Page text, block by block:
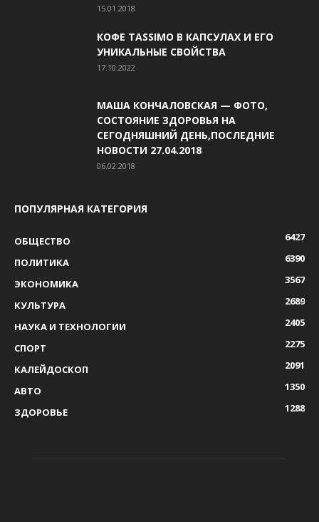
15.01.2018
КОФЕ TASSIMO В КАПСУЛАХ И ЕГО
УНИКАЛЬНЫЕ СВОЙСТВА
17.10.2022
МАША КОНЧАЛОВСКАЯ — ФОТО,
СОСТОЯНИЕ ЗДОРОВЬЯ НА
СЕГОДНЯШНИЙ ДЕНЬ,ПОСЛЕДНИЕ
НОВОСТИ 27.04.2018
06.02.2018
ПОПУЛЯРНАЯ КАТЕГОРИЯ
ОБЩЕСТВО
6427
ПОЛИТИКА
6390
ЭКОНОМИКА
3567
КУЛЬТУРА
2689
НАУКА И ТЕХНОЛОГИИ
2405
СПОРТ
2275
КАЛЕЙДОСКОП
2091
АВТО
1350
ЗДОРОВЬЕ
1288